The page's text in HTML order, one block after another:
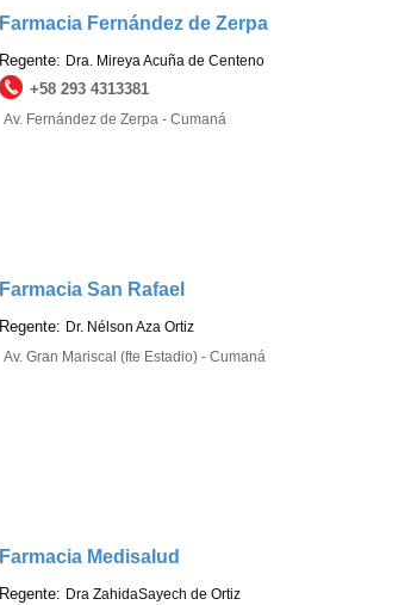
Farmacia Fernández de Zerpa
Regente: Dra. Mireya Acuña de Centeno
+58 293 4313381
Av. Fernández de Zerpa - Cumaná
Farmacia San Rafael
Regente: Dr. Nélson Aza Ortiz
Av. Gran Mariscal (fte Estadio) - Cumaná
Farmacia Medisalud
Regente: Dra ZahidaSayech de Ortiz